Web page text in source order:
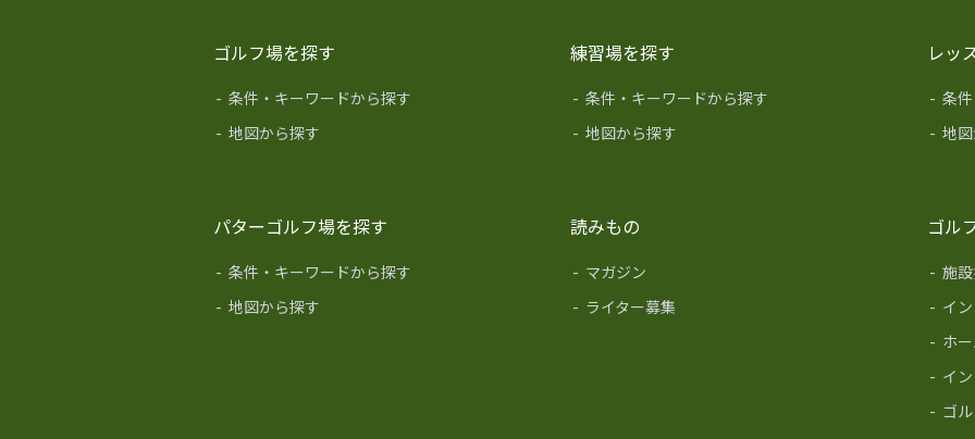
ゴルフ場を探す
- 条件・キーワードから探す
- 地図から探す
練習場を探す
- 条件・キーワードから探す
- 地図から探す
レッ
- 条
- 地
パターゴルフ場を探す
- 条件・キーワードから探す
- 地図から探す
読みもの
- マガジン
- ライター募集
ゴル
- 施
- イ
- ホ
- イ
- ゴ